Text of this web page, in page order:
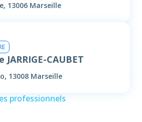
13006 Marseille
JARRIGE-CAUBET
13008 Marseille
professionnels